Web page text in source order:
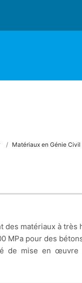
Matériaux en Génie Civil
des matériaux à
MPa pour des
mise en œuvre
plus résistants